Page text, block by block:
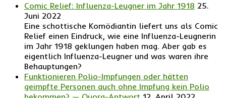
Comic Relief: Influenza-Leugner im Jahr 1918 25.
Juni 2022
Eine schottische Komödiantin liefert uns als Comic
Relief einen Eindruck, wie eine Influenza-Leugnerin
im Jahr 1918 geklungen haben mag. Aber gab es
eigentlich Influenza-Leugner und was waren ihre
Behauptungen?
Funktionieren Polio-Impfungen oder hätten
geimpfte Personen auch ohne Impfung kein Polio